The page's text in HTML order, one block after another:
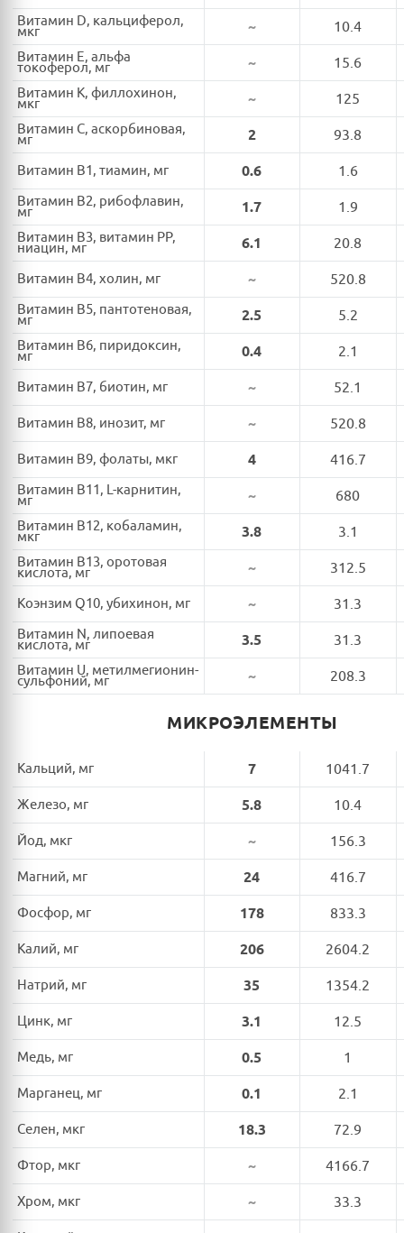
Витамин D, кальциферол,
мкг ~ 10.4
Витамин E, альфа
токоферол, мг ~ 15.6
Витамин K, филлохинон,
мкг ~ 125
Витамин C, аскорбиновая,
мг 2 93.8
Витамин B1, тиамин, мг 0.6 1.6
Витамин B2, рибофлавин,
мг 1.7 1.9
Витамин B3, витамин PP,
ниацин, мг 6.1 20.8
Витамин B4, холин, мг ~ 520.8
Витамин B5, пантотеновая,
мг 2.5 5.2
Витамин B6, пиридоксин,
мг 0.4 2.1
Витамин B7, биотин, мг ~ 52.1
Витамин B8, инозит, мг ~ 520.8
Витамин B9, фолаты, мкг 4 416.7
Витамин B11, L-карнитин,
мг ~ 680
Витамин B12, кобаламин,
мкг 3.8 3.1
Витамин B13, оротовая
кислота, мг ~ 312.5
Коэнзим Q10, убихинон, мг ~ 31.3
Витамин N, липоевая
кислота, мг 3.5 31.3
Витамин U, метилмегионин-
сульфоний, мг ~ 208.3
МИКРОЭЛЕМЕНТЫ
Кальций, мг 7 1041.7
Железо, мг 5.8 10.4
Йод, мкг ~ 156.3
Магний, мг 24 416.7
Фосфор, мг 178 833.3
Калий, мг 206 2604.2
Натрий, мг 35 1354.2
Цинк, мг 3.1 12.5
Медь, мг 0.5 1
Марганец, мг 0.1 2.1
Селен, мкг 18.3 72.9
Фтор, мкг ~ 4166.7
Хром, мкг ~ 33.3